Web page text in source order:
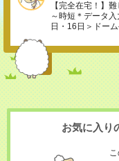
【完全在宅！】
～時短＊データ
日・16日＞ドー
お気に入り